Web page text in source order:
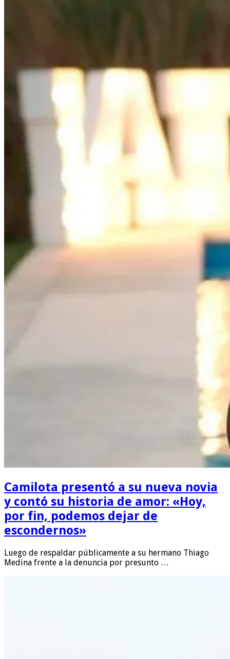
Camilota presentó a su nueva novia
y contó su historia de amor: «Hoy,
por fin, podemos dejar de
escondernos»
Luego de respaldar públicamente a su hermano Thiago
Medina frente a la denuncia por presunto …